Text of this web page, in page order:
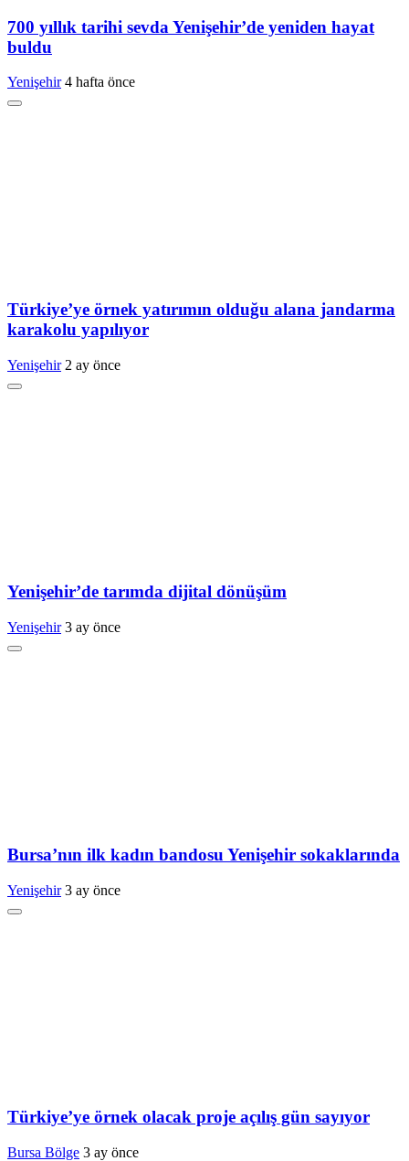
700 yıllık tarihi sevda Yenişehir’de yeniden hayat
buldu
Yenişehir 4 hafta önce
Türkiye’ye örnek yatırımın olduğu alana jandarma
karakolu yapılıyor
Yenişehir 2 ay önce
Yenişehir’de tarımda dijital dönüşüm
Yenişehir 3 ay önce
Bursa’nın ilk kadın bandosu Yenişehir sokaklarında
Yenişehir 3 ay önce
Türkiye’ye örnek olacak proje açılış gün sayıyor
Bursa Bölge 3 ay önce